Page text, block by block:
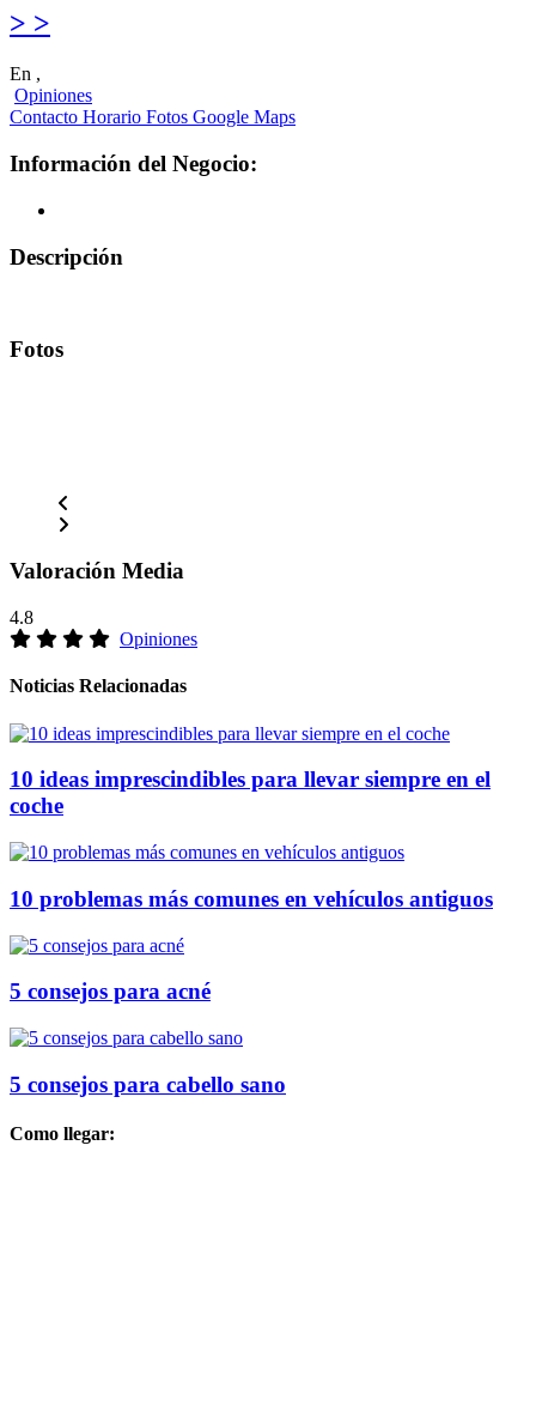
> >
En ,
Opiniones
Contacto Horario Fotos Google Maps
Información del Negocio:
Descripción
Fotos
Valoración Media
4.8
Opiniones
Noticias Relacionadas
10 ideas imprescindibles para llevar siempre en el
coche
10 problemas más comunes en vehículos antiguos
5 consejos para acné
5 consejos para cabello sano
Como llegar: